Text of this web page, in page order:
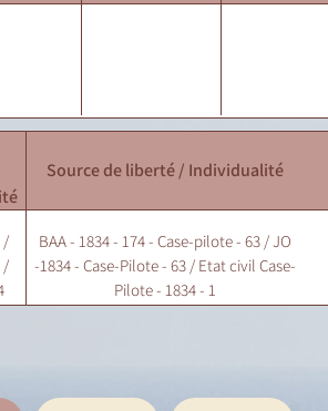
Source de liberté / Individualité
/
/
BAA - 1834 - 174 - Case-pilote - 63 / JO
-1834 - Case-Pilote - 63 / Etat civil Case-
Pilote - 1834 - 1